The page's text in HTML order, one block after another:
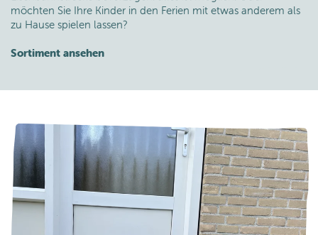
möchten Sie Ihre Kinder in den Ferien mit etwas anderem als
zu Hause spielen lassen?
Sortiment ansehen